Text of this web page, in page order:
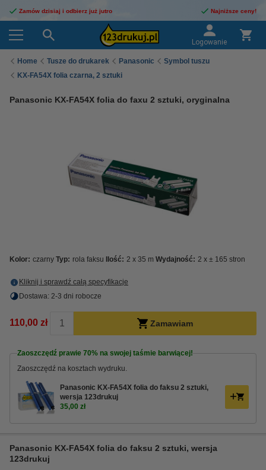
Zamów dzisiaj i odbierz już jutro Najniższe ceny!
Logowanie
Home Tusze do drukarek Panasonic
Symbol tuszu
KX-FA54X folia czarna, 2 sztuki
Panasonic KX-FA54X folia do faxu 2 sztuki, oryginalna
Kolor: czarny Typ: rola faksu Ilość: 2 x 35 m Wydajność: 2 x ± 165 stron
Kliknij i sprawdź całą specyfikacje
Dostawa: 2-3 dni robocze
110,00 zł Zamawiam
Zaoszczędź prawie 70% na swojej taśmie barwiącej!
Zaoszczędź na kosztach wydruku.
Panasonic KX-FA54X folia do faksu 2 sztuki,
wersja 123drukuj
35,00 zł
Panasonic KX-FA54X folia do faksu 2 sztuki, wersja
123drukuj